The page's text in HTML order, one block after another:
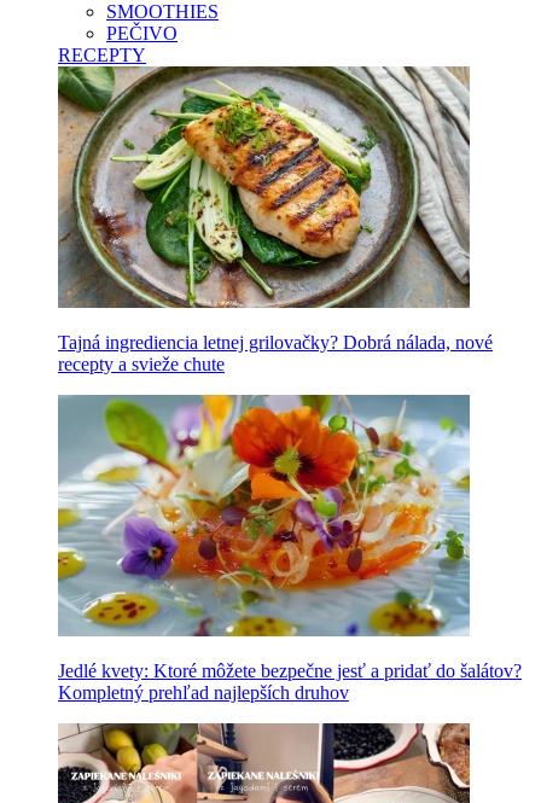
SMOOTHIES
PEČIVO
RECEPTY
Tajná ingrediencia letnej grilovačky? Dobrá nálada, nové
recepty a svieže chute
Jedlé kvety: Ktoré môžete bezpečne jesť a pridať do šalátov?
Kompletný prehľad najlepších druhov